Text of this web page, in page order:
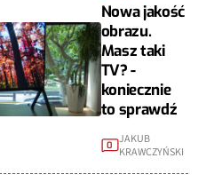
Nowa jakość
obrazu.
Masz taki
TV? -
koniecznie
to sprawdź
0 JAKUB
KRAWCZYŃSKI